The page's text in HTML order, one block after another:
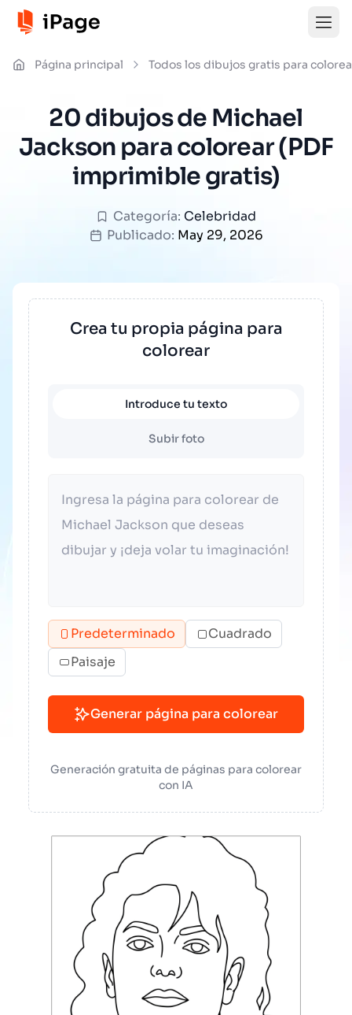
Página principal Todos los dibujos gratis para
20 dibujos de Michael
Jackson para colorear (PDF
imprimible gratis)
Categoría: Celebridad
Publicado: May 29, 2026
Crea tu propia página para
colorear
Introduce tu texto
Subir foto
Predeterminado
Cuadrado
Paisaje
Generar página para colorear
Generación gratuita de páginas para colorear
con IA